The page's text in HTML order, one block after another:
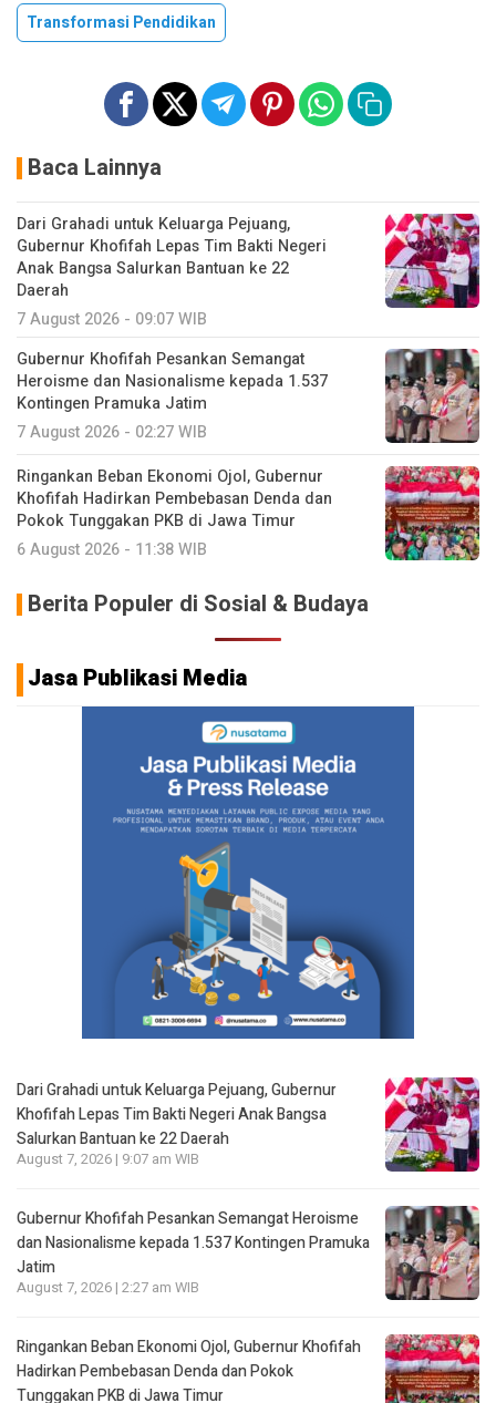
Transformasi Pendidikan
Baca Lainnya
Dari Grahadi untuk Keluarga Pejuang,
Gubernur Khofifah Lepas Tim Bakti Negeri
Anak Bangsa Salurkan Bantuan ke 22
Daerah
7 August 2026 - 09:07 WIB
Gubernur Khofifah Pesankan Semangat
Heroisme dan Nasionalisme kepada 1.537
Kontingen Pramuka Jatim
7 August 2026 - 02:27 WIB
Ringankan Beban Ekonomi Ojol, Gubernur
Khofifah Hadirkan Pembebasan Denda dan
Pokok Tunggakan PKB di Jawa Timur
6 August 2026 - 11:38 WIB
Berita Populer di Sosial & Budaya
Jasa Publikasi Media
Dari Grahadi untuk Keluarga Pejuang, Gubernur
Khofifah Lepas Tim Bakti Negeri Anak Bangsa
Salurkan Bantuan ke 22 Daerah
August 7, 2026 | 9:07 am WIB
Gubernur Khofifah Pesankan Semangat Heroisme
dan Nasionalisme kepada 1.537 Kontingen Pramuka
Jatim
August 7, 2026 | 2:27 am WIB
Ringankan Beban Ekonomi Ojol, Gubernur Khofifah
Hadirkan Pembebasan Denda dan Pokok
Tunggakan PKB di Jawa Timur